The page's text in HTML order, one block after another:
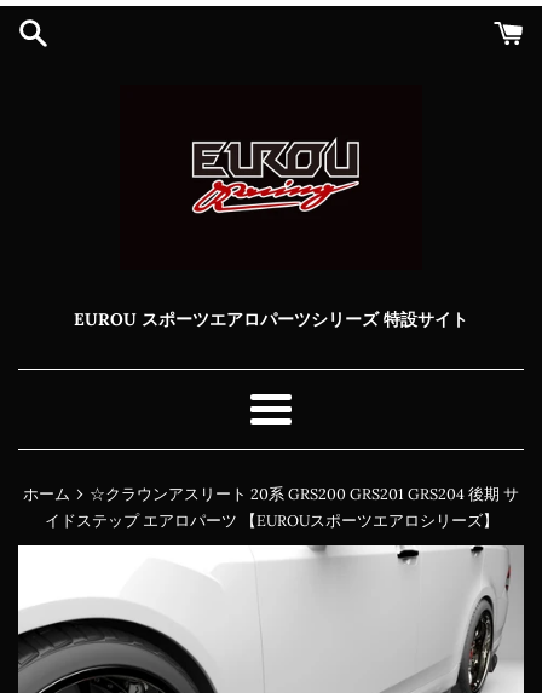
コ
EUROU スポーツエアロパーツシリーズ 特設サイト
メ
ニ
ー
ホーム › ☆クラウンアスリート 20系 GRS200 GRS201 GRS204 後期 サ
イドステップ エアロパーツ 【EUROUスポーツエアロシリーズ】